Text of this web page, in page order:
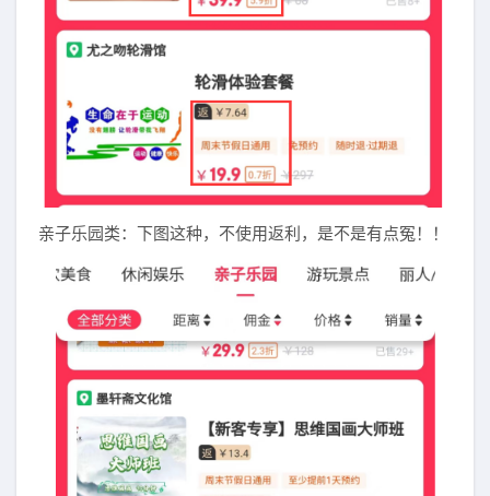
亲子乐园类：下图这种，不使用返利，是不是有点冤！！